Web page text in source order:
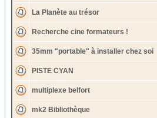
La Planète au trésor
Recherche cine formateurs !
35mm "portable" à installer chez soi
PISTE CYAN
multiplexe belfort
mk2 Bibliothèque